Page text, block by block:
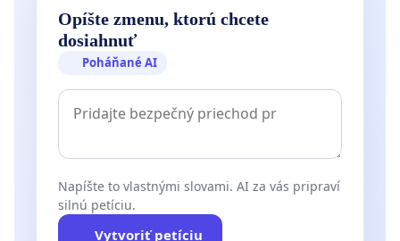
Opíšte zmenu, ktorú chcete
dosiahnuť
Poháňané AI
Napíšte to vlastnými slovami. AI za vás pripraví
silnú petíciu.
Vytvoriť petíciu